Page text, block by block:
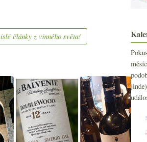
články z vinného světa!